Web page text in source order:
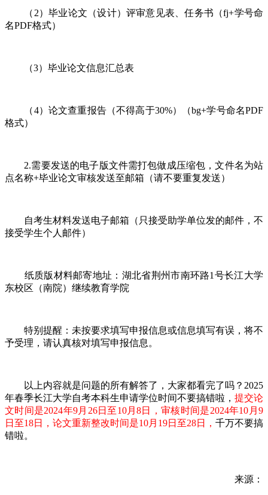
（2）毕业论文（设计）评审意见表、任务书（fj+学号命
名PDF格式）
（3）毕业论文信息汇总表
（4）论文查重报告（不得高于30%）（bg+学号命名PDF
格式）
2.需要发送的电子版文件需打包做成压缩包，文件名为站
点名称+毕业论文审核发送至邮箱（请不要重复发送）
自考生材料发送电子邮箱（只接受助学单位发的邮件，不
接受学生个人邮件）
纸质版材料邮寄地址：湖北省荆州市南环路1号长江大学
东校区（南院）继续教育学院
特别提醒：未按要求填写申报信息或信息填写有误，将不
予受理，请认真核对填写申报信息。
以上内容就是问题的所有解答了，大家都看完了吗？2025
年春季长江大学自考本科生申请学位时间不要搞错啦， 提交论
文时间是2024年9月26日至10月8日，审核时间是2024年10月9
日至18日，论文重新整改时间是10月19日至28日， 千万不要搞
错啦。
来源：